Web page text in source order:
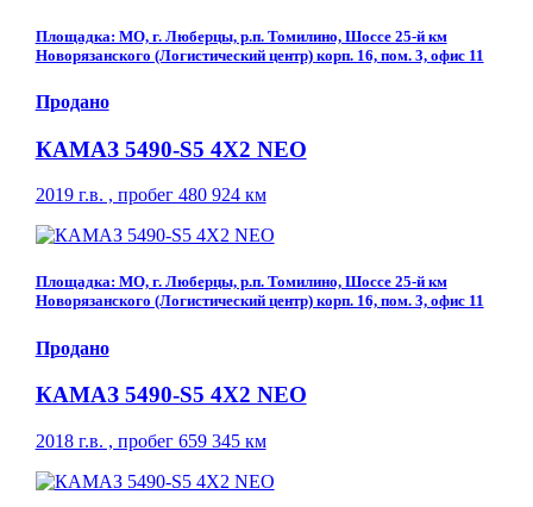
Площадка: МО, г. Люберцы, р.п. Томилино, Шоссе 25-й км
Новорязанского (Логистический центр) корп. 16, пом. 3, офис 11
Продано
КАМАЗ 5490-S5 4Х2 NEO
2019 г.в. , пробег 480 924 км
Площадка: МО, г. Люберцы, р.п. Томилино, Шоссе 25-й км
Новорязанского (Логистический центр) корп. 16, пом. 3, офис 11
Продано
КАМАЗ 5490-S5 4Х2 NEO
2018 г.в. , пробег 659 345 км